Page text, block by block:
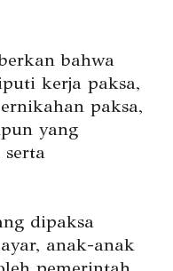
bahwa
kerja paksa,
paksa,
yang
dipaksa
anak-anak